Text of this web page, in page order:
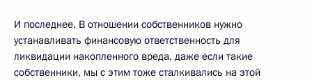
И последнее. В отношении собственников нужно
устанавливать финансовую ответственность для
ликвидации накопленного вреда, даже если такие
собственники, мы с этим тоже сталкивались на этой